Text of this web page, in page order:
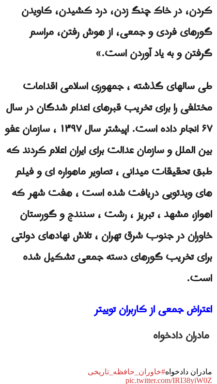
کردن، در خاک چنگ زدن، درد کشیدن، کاویدن
گورهای فردی و جمعی، از هوش رفتن، مراسم
گرفتن و به یاد آوردن است.»
طی سالهای گذشته ، جمهوری اسلامی اقدامات
مختلفی را برای تخریب قبرهای اعدام شدگان در سال
۶۷ انجام داده است. اپیشتر سال ۱۳۹۷ ، سازمان عفو
​​بین الملل و سازمان عدالت برای ایران اعلام کردند که
طبق تحقیقات میدانی ، تصاویر ماهواره ای و فیلم
های ویدئویی دریافت شده است ، هفت شهر که
اهواز، مشهد ، تبریز ، رشت ، سنندج و گورستان
خاوران در جنوب شرق تهران ، تلاش نهادهای دولتی
برای تخریب گورهای دسته جمعی تشکیل شده
است.
اعتراض جمعی از کاربران توییتر
مادران دادخواه
مادران دادخواه#خاوران_حافظه_تاریخی
pic.twitter.com/IRI38yiW0Z